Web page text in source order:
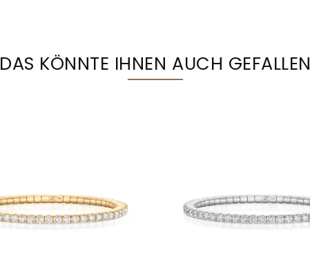
DAS KÖNNTE IHNEN AUCH